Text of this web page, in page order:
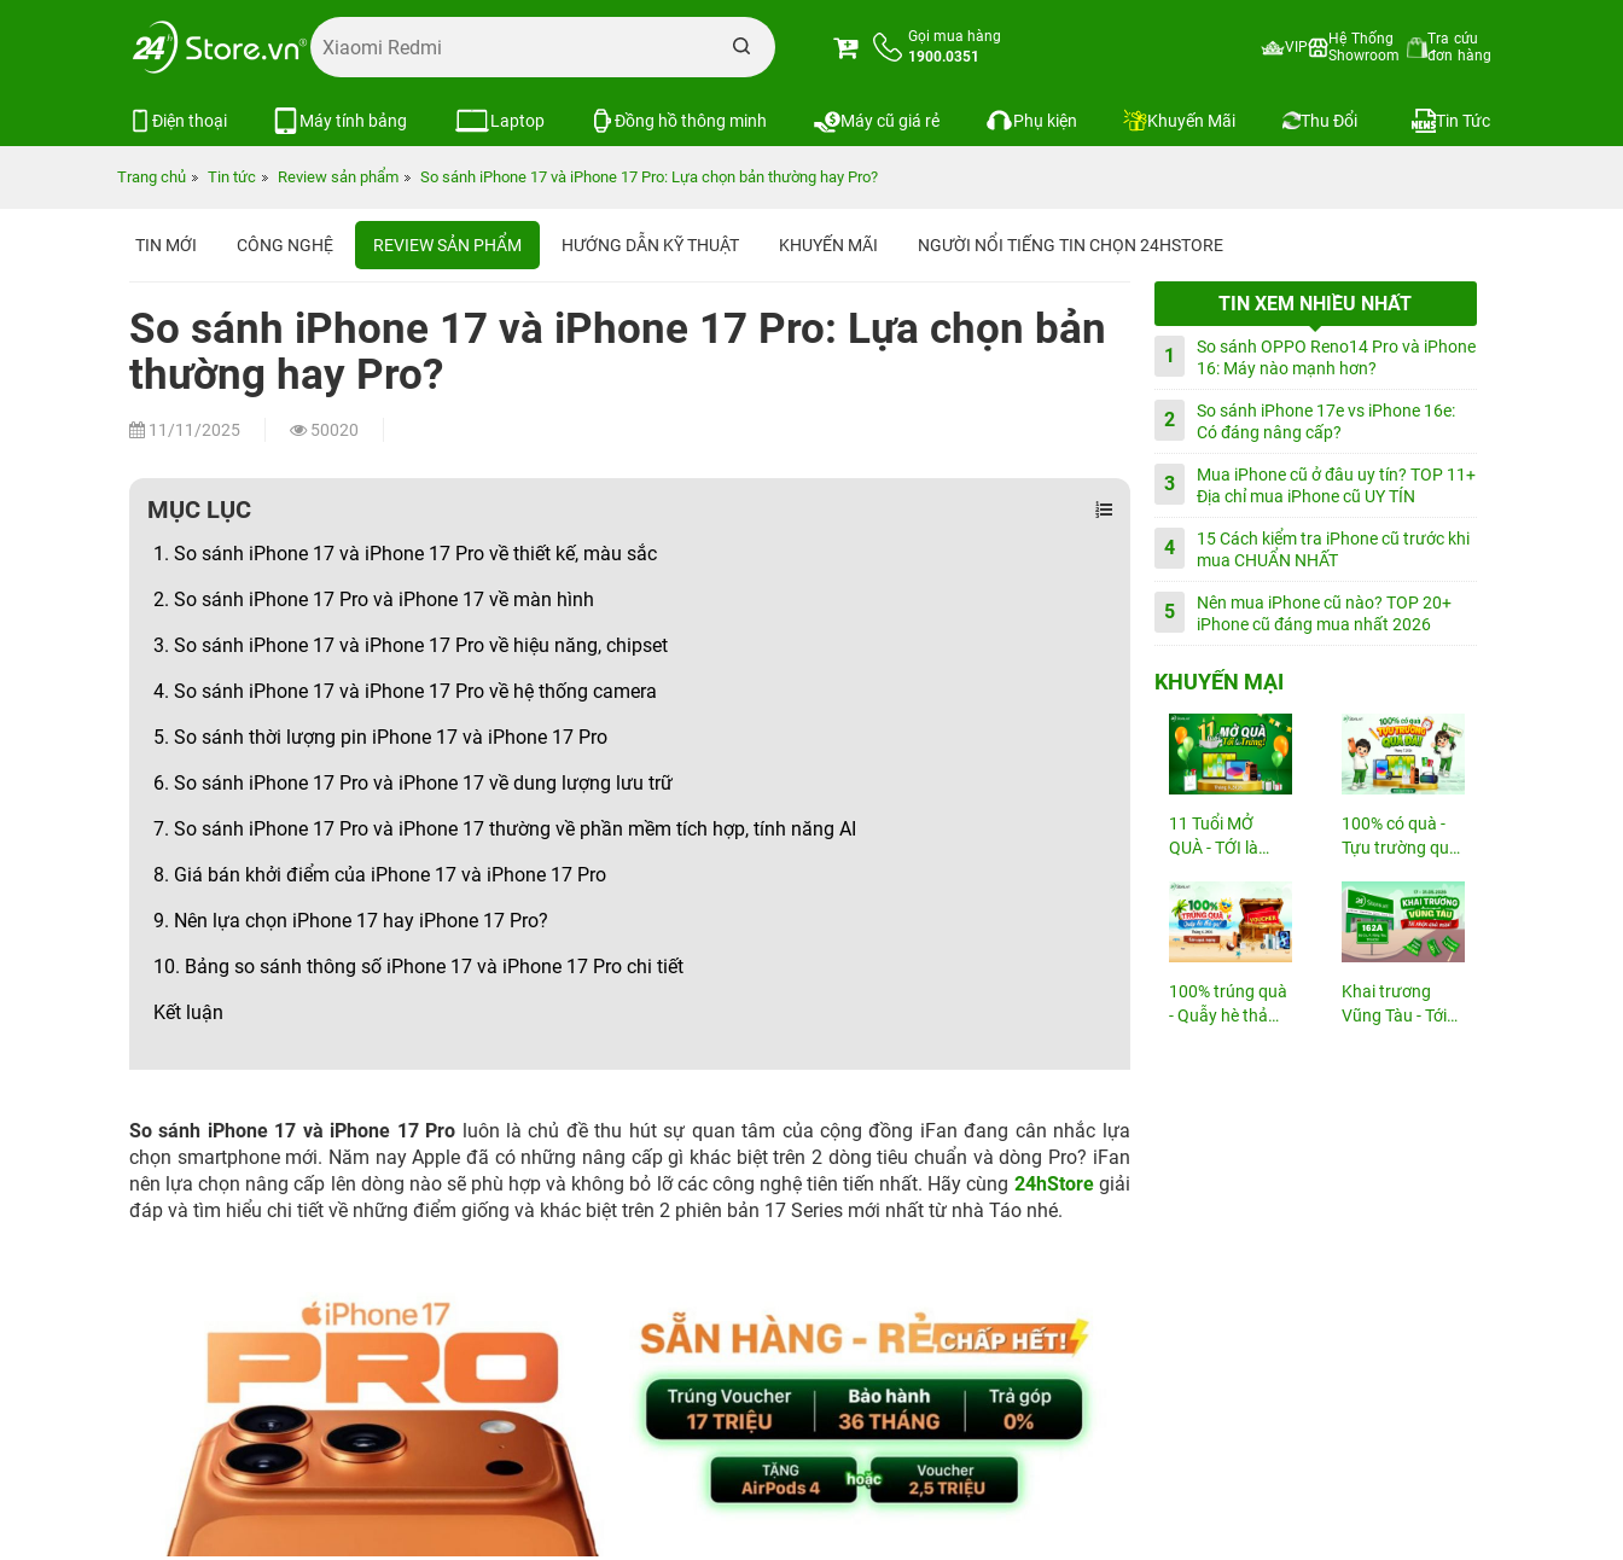
Gọi mua hàng
1900.0351
VIP
Hệ Thống
Showroom
Tra cứu
đơn hàng
Điện thoại Máy tính bảng Laptop Đồng hồ thông minh Máy cũ giá rẻ Phụ kiện Khuyến Mãi Thu Đổi Tin Tức
Trang chủ Tin tức Review sản phẩm So sánh iPhone 17 và iPhone 17 Pro: Lựa chọn bản thường hay Pro?
TIN MỚI CÔNG NGHỆ REVIEW SẢN PHẨM HƯỚNG DẪN KỸ THUẬT KHUYẾN MÃI NGƯỜI NỔI TIẾNG TIN CHỌN 24HSTORE
So sánh iPhone 17 và iPhone 17 Pro: Lựa chọn bản
thường hay Pro?
11/11/2025 50020
MỤC LỤC
1. So sánh iPhone 17 và iPhone 17 Pro về thiết kế, màu sắc
2. So sánh iPhone 17 Pro và iPhone 17 về màn hình
3. So sánh iPhone 17 và iPhone 17 Pro về hiệu năng, chipset
4. So sánh iPhone 17 và iPhone 17 Pro về hệ thống camera
5. So sánh thời lượng pin iPhone 17 và iPhone 17 Pro
6. So sánh iPhone 17 Pro và iPhone 17 về dung lượng lưu trữ
7. So sánh iPhone 17 Pro và iPhone 17 thường về phần mềm tích hợp, tính năng AI
8. Giá bán khởi điểm của iPhone 17 và iPhone 17 Pro
9. Nên lựa chọn iPhone 17 hay iPhone 17 Pro?
10. Bảng so sánh thông số iPhone 17 và iPhone 17 Pro chi tiết
Kết luận
So sánh iPhone 17 và iPhone 17 Pro luôn là chủ đề thu hút sự quan tâm của cộng đồng iFan đang cân nhắc lựa
chọn smartphone mới. Năm nay Apple đã có những nâng cấp gì khác biệt trên 2 dòng tiêu chuẩn và dòng Pro? iFan
nên lựa chọn nâng cấp lên dòng nào sẽ phù hợp và không bỏ lỡ các công nghệ tiên tiến nhất. Hãy cùng 24hStoregiải
đáp và tìm hiểu chi tiết về những điểm giống và khác biệt trên 2 phiên bản 17 Series mới nhất từ nhà Táo nhé.
TIN XEM NHIỀU NHẤT
1
So sánh OPPO Reno14 Pro và iPhone
16: Máy nào mạnh hơn?
2
So sánh iPhone 17e vs iPhone 16e:
Có đáng nâng cấp?
3
Mua iPhone cũ ở đâu uy tín? TOP 11+
Địa chỉ mua iPhone cũ UY TÍN
4
15 Cách kiểm tra iPhone cũ trước khi
mua CHUẨN NHẤT
5
Nên mua iPhone cũ nào? TOP 20+
iPhone cũ đáng mua nhất 2026
KHUYẾN MẠI
11 Tuổi MỞ
QUÀ - TỚI là
100% có quà -
Tựu trường quá
100% trúng quà
- Quẫy hè thả
Khai trương
Vũng Tàu - Tới